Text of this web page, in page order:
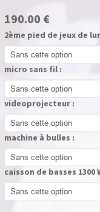
190.00 €
2ème pied de jeux de
micro sans fil :
videoprojecteur :
machine à bulles :
caisson de basses 1300